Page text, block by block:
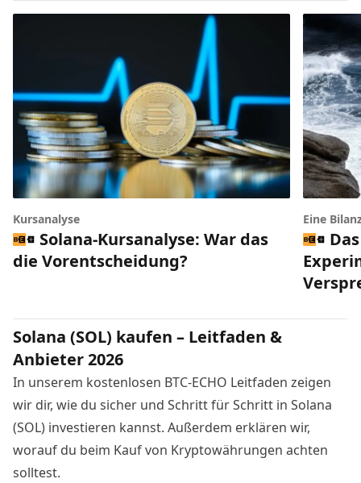
Kursanalyse
Solana-Kursanalyse: War das
die Vorentscheidung?
Eine
Solana (SOL) kaufen – Leitfaden &
Anbieter 2026
In unserem kostenlosen BTC-ECHO Leitfaden zeigen
wir dir, wie du sicher und Schritt für Schritt in Solana
(SOL) investieren kannst. Außerdem erklären wir,
worauf du beim Kauf von Kryptowährungen achten
solltest.